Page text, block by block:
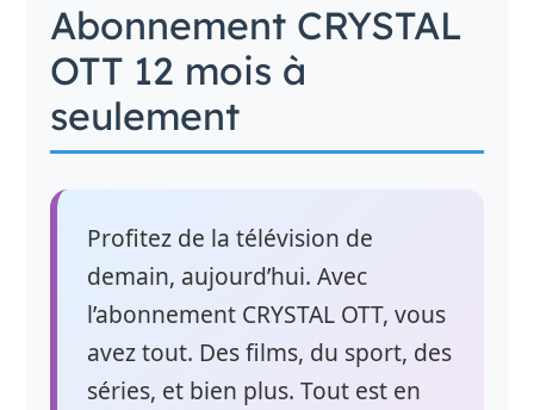
Abonnement CRYSTAL
OTT 12 mois à
seulement
Profitez de la télévision de
demain, aujourd’hui. Avec
l’abonnement CRYSTAL OTT, vous
avez tout. Des films, du sport, des
séries, et bien plus. Tout est en